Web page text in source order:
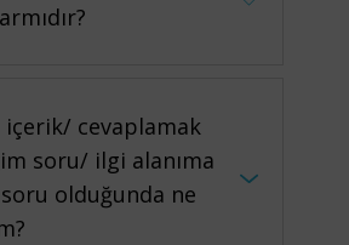
içerik/ cevaplamak
soru/ ilgi alanıma
olduğunda ne